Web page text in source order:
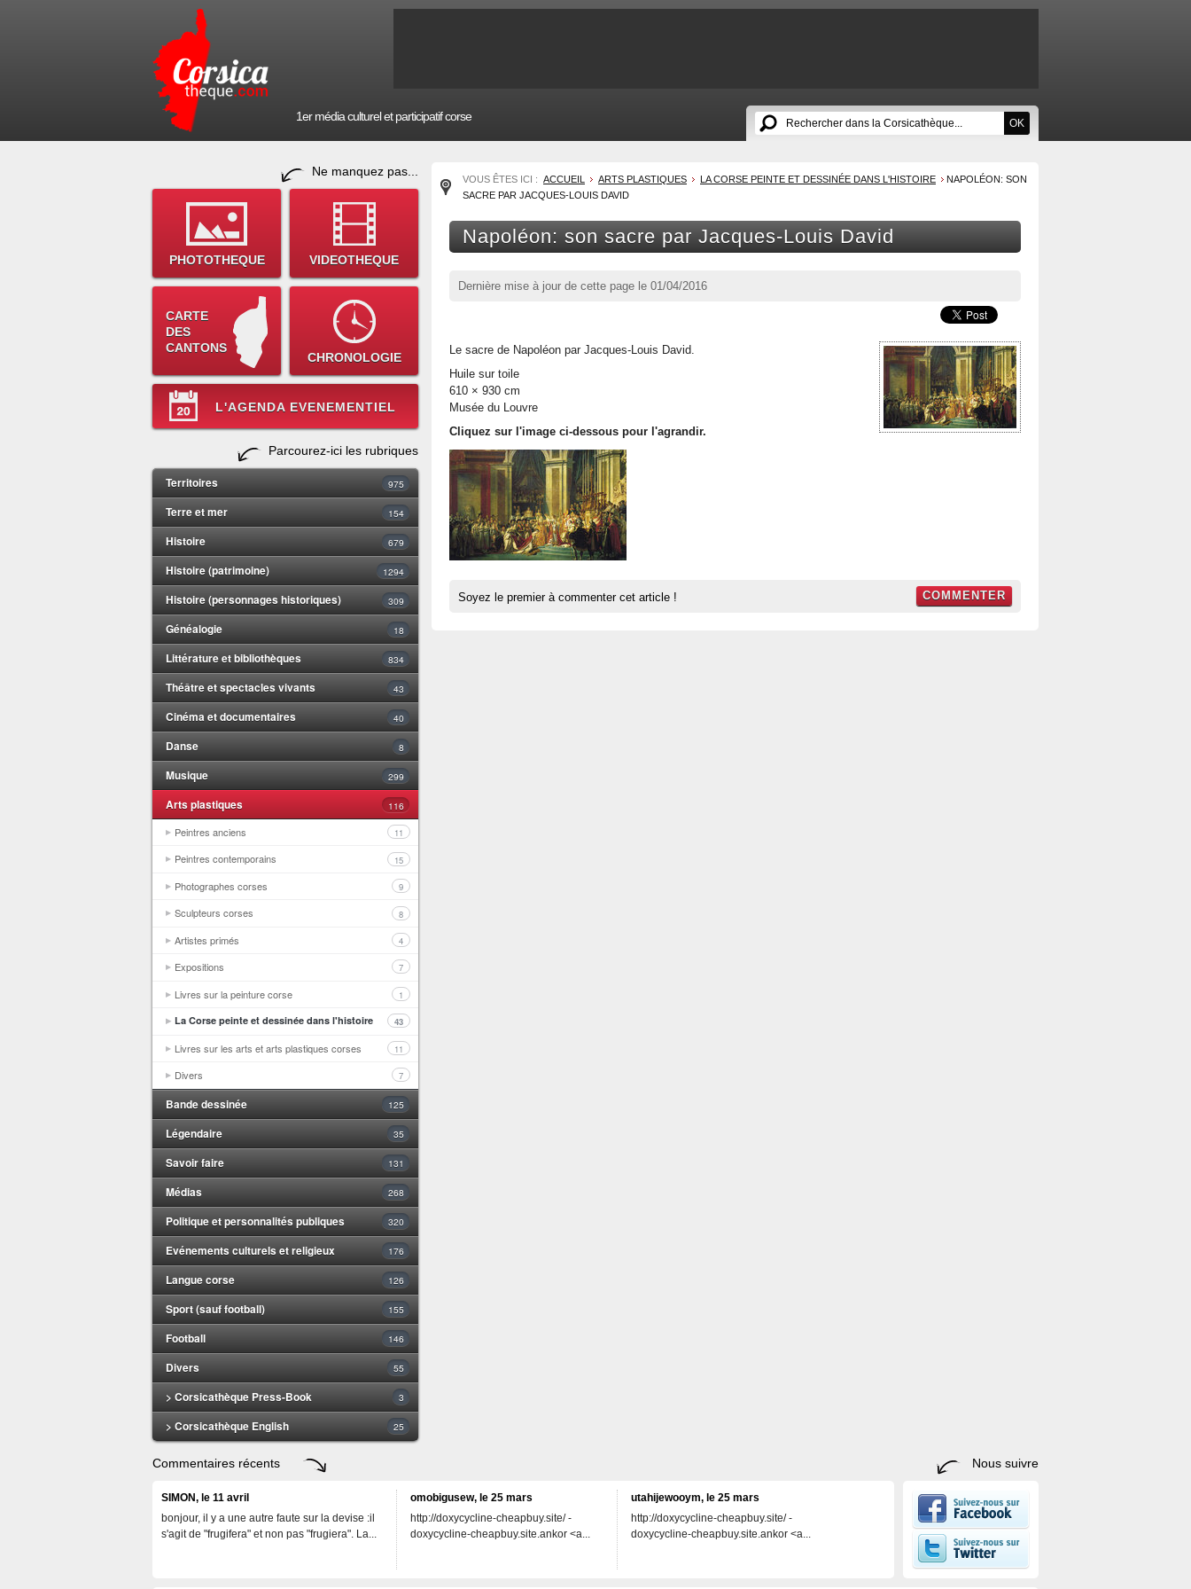
1er média culturel et participatif corse
Ne manquez pas...
PHOTOTHEQUE VIDEOTHEQUE
CARTE
DES
CANTONS
CHRONOLOGIE
L'AGENDA EVENEMENTIEL
Parcourez-ici les rubriques
Territoires 975
Terre et mer 154
Histoire 679
Histoire (patrimoine) 1294
Histoire (personnages historiques) 309
Généalogie 18
Littérature et bibliothèques 834
Théâtre et spectacles vivants 43
Cinéma et documentaires 40
Danse 8
Musique 299
Arts plastiques 116
Peintres anciens 11
Peintres contemporains 15
Photographes corses 9
Sculpteurs corses 8
Artistes primés 4
Expositions 7
Livres sur la peinture corse 1
La Corse peinte et dessinée dans l'histoire 43
Livres sur les arts et arts plastiques corses 11
Divers 7
Bande dessinée 125
Légendaire 35
Savoir faire 131
Médias 268
Politique et personnalités publiques 320
Evénements culturels et religieux 176
Langue corse 126
Sport (sauf football) 155
Football 146
Divers 55
> Corsicathèque Press-Book 3
> Corsicathèque English 25
VOUS ÊTES ICI : ACCUEIL ARTS PLASTIQUES LA CORSE PEINTE ET DESSINÉE DANS L'HISTOIRE
NAPOLÉON: SON
SACRE PAR JACQUES-LOUIS DAVID
Napoléon: son sacre par Jacques-Louis David
Dernière mise à jour de cette page le 01/04/2016
Le sacre de Napoléon par Jacques-Louis David.
Huile sur toile
610 × 930 cm
Musée du Louvre
Cliquez sur l'image ci-dessous pour l'agrandir.
Soyez le premier à commenter cet article ! COMMENTER
Commentaires récents
SIMON, le 11 avril
bonjour, il y a une autre faute sur la devise :il
s'agit de "frugifera" et non pas "frugiera". La...
omobigusew, le 25 mars
http://doxycycline-cheapbuy.site/ -
doxycycline-cheapbuy.site.ankor <a...
utahijewooym, le 25 mars
http://doxycycline-cheapbuy.site/ -
doxycycline-cheapbuy.site.ankor <a...
Nous suivre